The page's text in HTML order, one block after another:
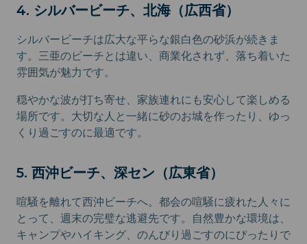
4. シルバービーチ、北海（広西省）
シルバービーチは広大な平らな銀白色の砂浜が続きま
す。三亜のビーチとは違い、商業化されず、落ち着いた
雰囲気が魅力です。
穏やかな波が打ち寄せ、家族連れにも安心して楽しめる
場所です。大切な人と一緒に砂のお城を作ったり、ゆっ
くり過ごすのに最適です。
5. 西沖ビーチ、深セン（広東省）
喧騒を離れて西沖ビーチへ。都会の喧騒に疲れた人々に
とって、週末の完璧な逃避先です。自然豊かな環境は、
キャンプやハイキング、のんびり過ごすのにぴったりで